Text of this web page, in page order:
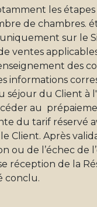
les étapes
de chambres.
sur le
ventes
des
informations
séjour du Client
au
du tarif réservé
Client. Après
de l’échec de
réception de la
conclu.